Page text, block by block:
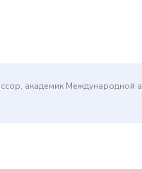
академик Международной